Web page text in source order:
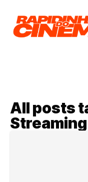
All posts
Streaming